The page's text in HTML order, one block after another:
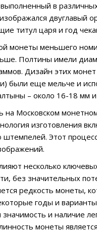
в
двуглавый
титул царя и год
монеты меньшего
Полтины имели
Дизайн этих
были еще мельче и
– около 16-18 мм и
на Московском
изготовления
Этот
несколько
без значительных
редкость монеты,
годы и
и наличие
монеты